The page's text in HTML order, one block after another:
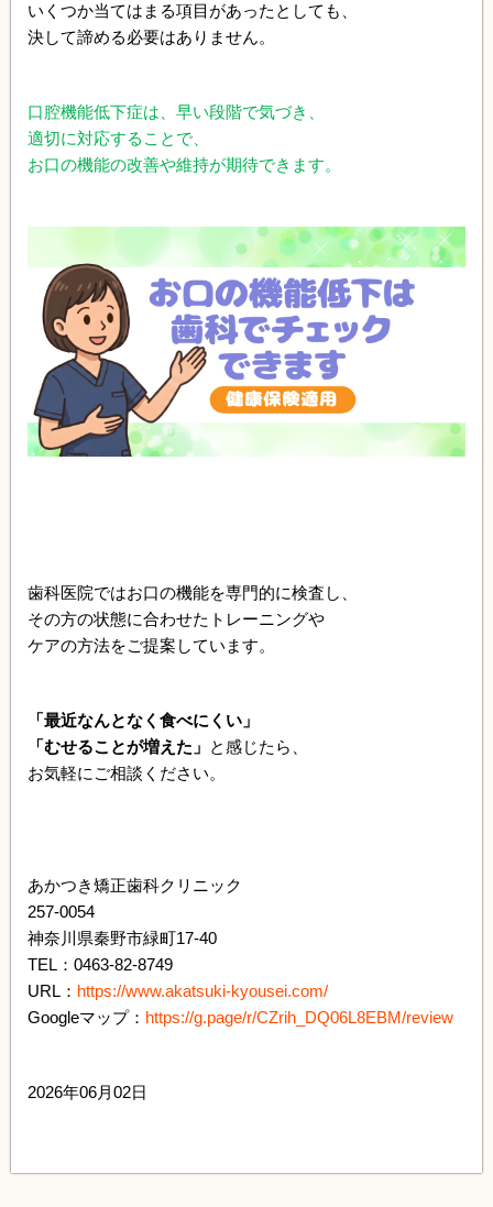
いくつか当てはまる項目があったとしても、
決して諦める必要はありません。
口腔機能低下症は、早い段階で気づき、
適切に対応することで、
お口の機能の改善や維持が期待できます。
歯科医院ではお口の機能を専門的に検査し、
その方の状態に合わせたトレーニングや
ケアの方法をご提案しています。
「最近なんとなく食べにくい」
「むせることが増えた」 と感じたら、
お気軽にご相談ください。
あかつき矯正歯科クリニック
257-0054
神奈川県秦野市緑町17-40
TEL：0463-82-8749
URL： https://www.akatsuki-kyousei.com/
Googleマップ： https://g.page/r/CZrih_DQ06L8EBM/review
2026年06月02日